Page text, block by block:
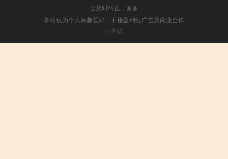
会及时纠正，谢谢
本站仅为个人兴趣爱好，不接盈利性广告及商业合作
小男孩